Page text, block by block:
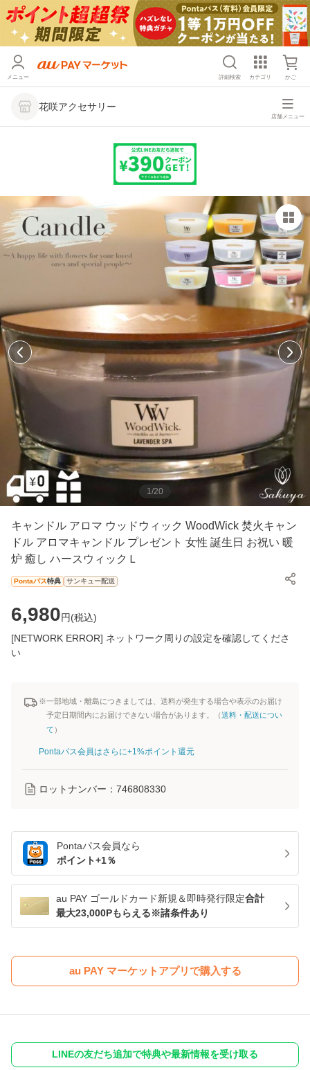
メニュー 詳細検索 カテゴリ かご
花咲アクセサリー
店舗メニュー
1/20
キャンドル アロマ ウッドウィック WoodWick 焚火キャン
ドル アロマキャンドル プレゼント 女性 誕生日 お祝い 暖
炉 癒し ハースウィックＬ
Pontaパス特典 サンキュー配送
6,980円(税込)
[NETWORK ERROR] ネットワーク周りの設定を確認してくださ
い
※一部地域・離島につきましては、送料が発生する場合や表示のお届け
予定日期間内にお届けできない場合があります。（送料・配送につい
て ）
Pontaパス会員はさらに+1%ポイント還元
ロットナンバー： 746808330
Pontaパス会員なら
ポイント+1％
au PAY ゴールドカード新規＆即時発行限定合計
最大23,000Pもらえる※諸条件あり
au PAY マーケットアプリで購入する
LINEの友だち追加で特典や最新情報を受け取る